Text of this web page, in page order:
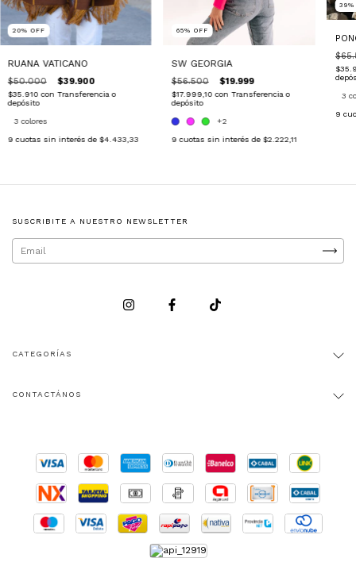
20%OFF
RUANA VATICANO
$50.000 $39.900
$35.910con Transferencia o
depósito
3 colores
9 cuotas sin interés de $4.433,33
65% OFF
SW GEORGIA
$56.500 $19.999
$17.999,10con Transferencia o
depósito
+2
9 cuotas sin interés de $2.222,11
39
3
9
SUSCRIBITE A NUESTRO NEWSLETTER
CATEGORÍAS
CONTACTÁNOS